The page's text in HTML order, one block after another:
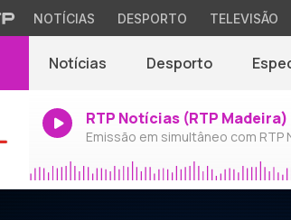
NOTÍCIAS DESPORTO TELEVISÃO
Notícias Desporto
RTP Notícias (RTP Madeira)
Emissão em simultâneo com RTP